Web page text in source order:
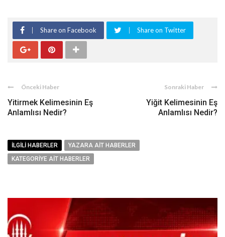
Share on Facebook Share on Twitter
Önceki Haber
Yitirmek Kelimesinin Eş
Anlamlısı Nedir?
Sonraki Haber
Yiğit Kelimesinin Eş
Anlamlısı Nedir?
İLGILI HABERLER
YAZARA AIT HABERLER
KATEGORIYE AIT HABERLER